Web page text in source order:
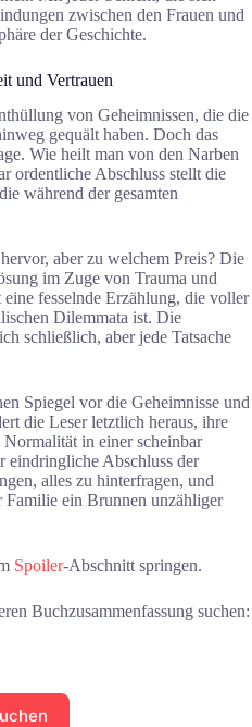
zwischen den Frauen und
der Geschichte.
und Vertrauen
von Geheimnissen, die die
gequält haben. Doch das
Wie heilt man von den Narben
ordentliche Abschluss stellt die
während der gesamten
aber zu welchem Preis? Die
im Zuge von Trauma und
fesselnde Erzählung, die voller
Dilemmata ist. Die
schließlich, aber jede Tatsache
Spiegel vor die Geheimnisse und
die Leser letztlich heraus, ihre
in einer scheinbar
eindringliche Abschluss der
alles zu hinterfragen, und
Familie ein Brunnen unzähliger
Spoiler-Abschnitt springen.
Buchzusammenfassung suchen: